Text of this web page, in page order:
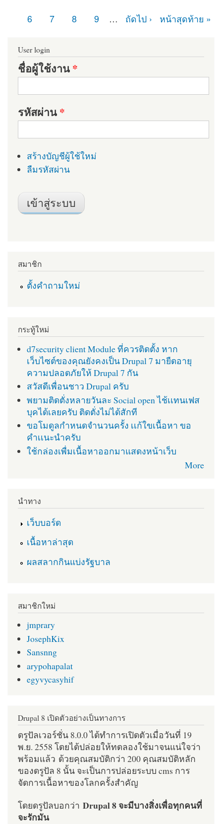
6
7 8 9 … ถัดไป › หน้าสุดท้าย »
User login
ชื่อผู้ใช้งาน*
รหัสผ่าน*
สร้างบัญชีผู้ใช้ใหม่
ลืมรหัสผ่าน
สมาชิก
ตั้งคำถามใหม่
กระทู้ใหม่
d7security client Module ที่ควรติดตั้ง หาก
เว็บไซต์ของคุณยังคงเป็น Drupal 7 มายืดอายุ
ความปลอดภัยให้ Drupal 7 กัน
สวัสดีเพื่อนชาว Drupal ครับ
พยามติดตั่งหลายวันละ Social open ไช้เเทนเฟส
บุคได้เลยครับ ติดตั่งไม่ได้สักที
ขอโมดูลกำหนดจำนวนครั้ง เเก้ใขเนื้อหา ขอ
คำเเนะนำครับ
ใช้กล่องเพื่มเนื้อหาออกมาแสดงหน้าเว็บ
More
นำทาง
เว็บบอร์ด
เนื้อหาล่าสุด
ผลสลากกินแบ่งรัฐบาล
สมาชิกใหม่
jmprary
JosephKix
Sansnng
arypohapalat
egyvycasyhif
Drupal 8 เปิดตัวอย่างเป็นทางการ
ดรูปัลเวอร์ชั่น 8.0.0 ได้ทำการเปิดตัวเมื่อวันที่ 19
พ.ย. 2558 โดยได้ปล่อยให้ทดลองใช้มาจนแน่ใจว่า
พร้อมแล้ว ด้วยคุณสมบัติกว่า 200 คุณสมบัติหลัก
ของดรูปัล 8 นั้น จะเป็นการปล่อยระบบ cms การ
จัดการเนื้อหาของโลกครั้งสำคัญ
โดยดรูปัลบอกว่า Drupal 8 จะมีบางสิ่งเพื่อทุกคนที่
จะรักมัน